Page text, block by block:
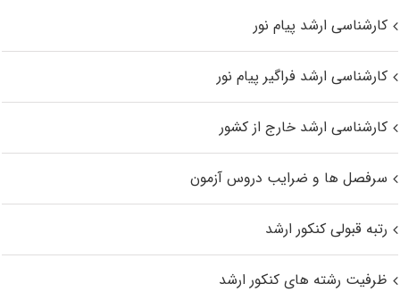
کارشناسی ارشد پیام نور
کارشناسی ارشد فراگیر پیام نور
کارشناسی ارشد خارج از کشور
سرفصل ها و ضرایب دروس آزمون
رتبه قبولی کنکور ارشد
ظرفیت رشته های کنکور ارشد